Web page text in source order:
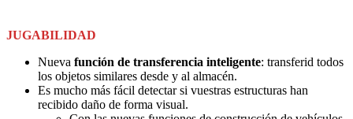
JUGABILIDAD
Nueva función de transferencia inteligente: transferid todos
los objetos similares desde y al almacén.
Es mucho más fácil detectar si vuestras estructuras han
recibido daño de forma visual.